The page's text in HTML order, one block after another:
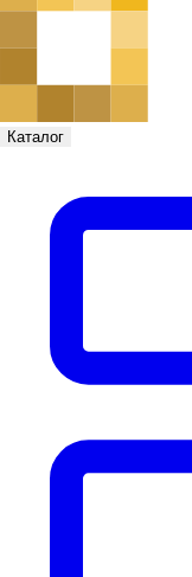
Каталог